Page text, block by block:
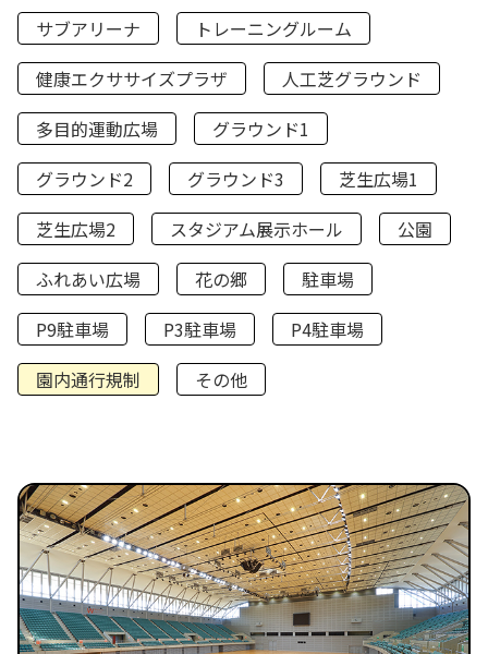
サブアリーナ
トレーニングルーム
健康エクササイズプラザ
人工芝グラウンド
多目的運動広場
グラウンド1
グラウンド2
グラウンド3
芝生広場1
芝生広場2
スタジアム展示ホール
公園
ふれあい広場
花の郷
駐車場
P9駐車場
P3駐車場
P4駐車場
園内通行規制
その他